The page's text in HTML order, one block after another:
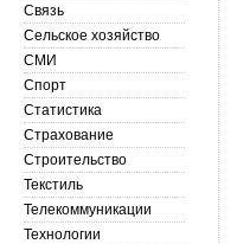
Связь
Сельское хозяйство
СМИ
Спорт
Статистика
Страхование
Строительство
Текстиль
Телекоммуникации
Технологии